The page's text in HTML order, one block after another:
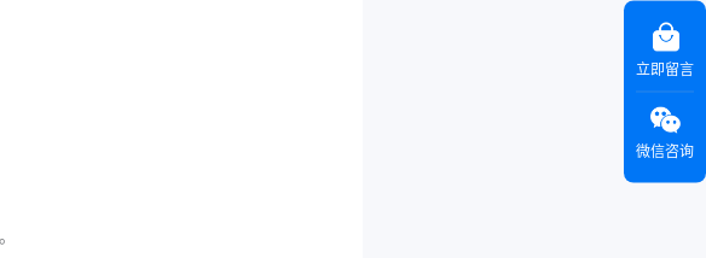
立即留言
微信咨询